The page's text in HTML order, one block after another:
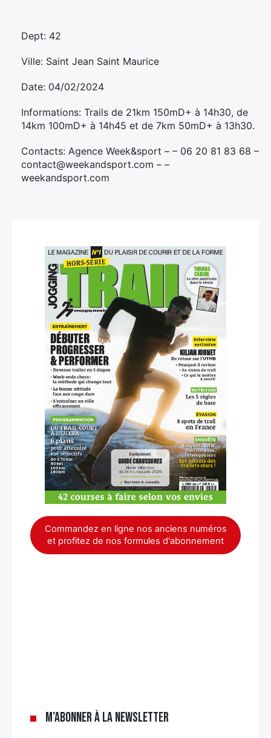
Dept: 42
Ville: Saint Jean Saint Maurice
Date: 04/02/2024
Informations: Trails de 21km 150mD+ à 14h30, de
14km 100mD+ à 14h45 et de 7km 50mD+ à 13h30.
Contacts: Agence Week&sport – – 06 20 81 83 68 –
contact@weekandsport.com – –
weekandsport.com
Commandez en ligne nos anciens numéros
et profitez de nos formules d'abonnement
M’abonner à la newsletter